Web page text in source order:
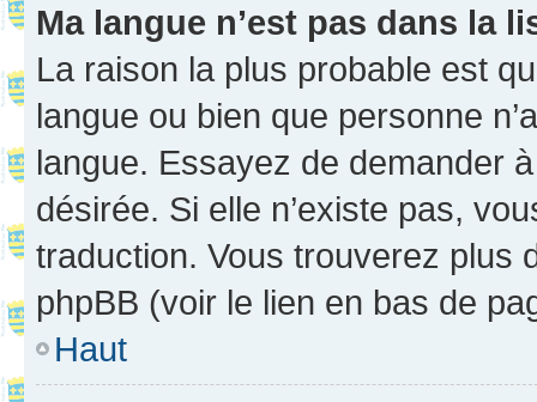
Ma langue n’est pas dans la
La raison la plus probable est
langue ou bien que personne
langue. Essayez de demander
désirée. Si elle n’existe pas,
traduction. Vous trouverez plus
phpBB (voir le lien en bas de
Haut